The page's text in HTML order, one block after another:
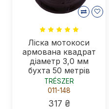
Ліска мотокоси
армована квадрат
діаметр 3,0 мм
бухта 50 метрів
TRÉSZER
011-148
317 ₴